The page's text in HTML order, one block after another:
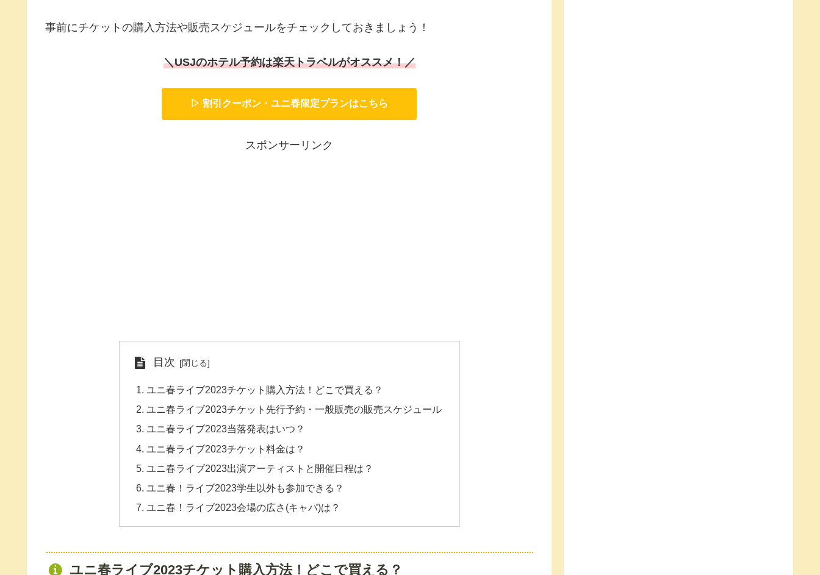
事前にチケットの購入方法や販売スケジュールをチェックしておきましょう！
＼USJのホテル予約は楽天トラベルがオススメ！／
▷ 割引クーポン・ユニ春限定プランはこちら
スポンサーリンク
目次
ユニ春ライブ2023チケット購入方法！どこで買える？
ユニ春ライブ2023チケット先行予約・一般販売の販売スケジュール
ユニ春ライブ2023当落発表はいつ？
ユニ春ライブ2023チケット料金は？
ユニ春ライブ2023出演アーティストと開催日程は？
ユニ春！ライブ2023学生以外も参加できる？
ユニ春！ライブ2023会場の広さ(キャパ)は？
ユニ春ライブ2023チケット購入方法！どこで買える？